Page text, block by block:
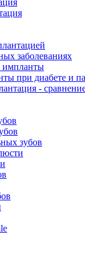
заболеваниях
импланты
при диабете и
-
зубов